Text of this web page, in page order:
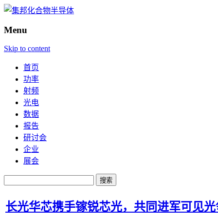
Menu
Skip to content
首页
功率
射频
光电
数据
报告
研讨会
企业
展会
长光华芯携手镓锐芯光，共同进军可见